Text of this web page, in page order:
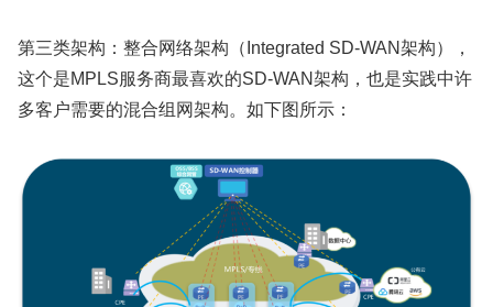
第三类架构：整合网络架构（Integrated SD-WAN架构），
这个是MPLS服务商最喜欢的SD-WAN架构，也是实践中许
多客户需要的混合组网架构。如下图所示：